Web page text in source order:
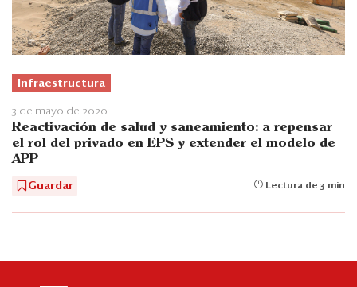
Infraestructura
3 de mayo de 2020
Reactivación de salud y saneamiento: a repensar
el rol del privado en EPS y extender el modelo de
APP
Guardar Lectura de 3 min